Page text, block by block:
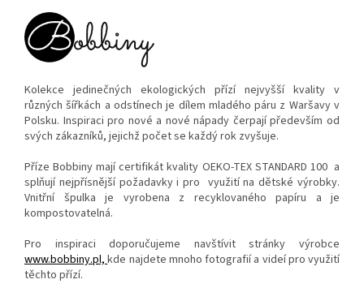
Kolekce jedinečných ekologických přízí nejvyšší kvality v
různých šířkách a odstínech je dílem mladého páru z Waršavy v
Polsku. Inspiraci pro nové a nové nápady čerpají především od
svých zákazníků, jejichž počet se každý rok zvyšuje.
Příze Bobbiny mají certifikát kvality OEKO-TEX STANDARD 100 a
splňují nejpřísnější požadavky i pro využití na dětské výrobky.
Vnitřní špulka je vyrobena z recyklovaného papíru a je
kompostovatelná.
Pro inspiraci doporučujeme navštívit stránky výrobce
www.bobbiny.pl,kde najdete mnoho fotografií a videí pro využití
těchto přízí.